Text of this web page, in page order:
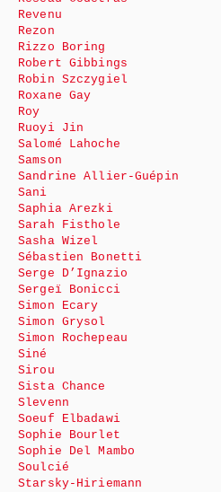
Revenu
Rezon
Rizzo Boring
Robert Gibbings
Robin Szczygiel
Roxane Gay
Roy
Ruoyi Jin
Salomé Lahoche
Samson
Sandrine Allier-Guépin
Sani
Saphia Arezki
Sarah Fisthole
Sasha Wizel
Sébastien Bonetti
Serge D’Ignazio
Sergeï Bonicci
Simon Ecary
Simon Grysol
Simon Rochepeau
Siné
Sirou
Sista Chance
Slevenn
Soeuf Elbadawi
Sophie Bourlet
Sophie Del Mambo
Soulcié
Starsky-Hiriemann